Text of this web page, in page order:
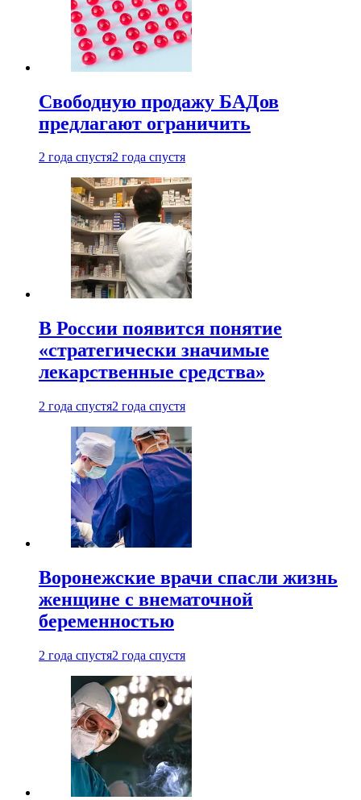
Свободную продажу БАДов
предлагают ограничить
2 года спустя2 года спустя
В России появится понятие
«стратегически значимые
лекарственные средства»
2 года спустя2 года спустя
Воронежские врачи спасли жизнь
женщине с внематочной
беременностью
2 года спустя2 года спустя